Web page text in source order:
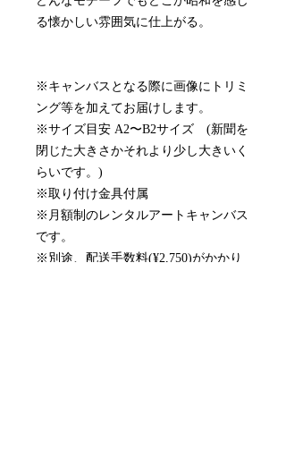
る懐かしい雰囲気に仕上がる。
※キャンバスとなる際に画像にトリミ
ング等を加えてお届けします。
※サイズ目安 A2〜B2サイズ (新聞を
閉じた大きさかそれより少し大きいく
らいです。)
※取り付け金具付属
※月額制のレンタルアートキャンバス
です。
※別途、配送手数料(¥2,750)がかかり